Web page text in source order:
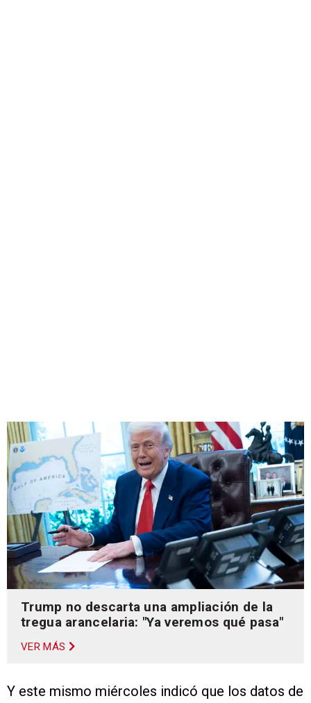
Trump no descarta una ampliación de la
tregua arancelaria: "Ya veremos qué pasa"
VER MÁS
Y este mismo miércoles indicó que los datos de